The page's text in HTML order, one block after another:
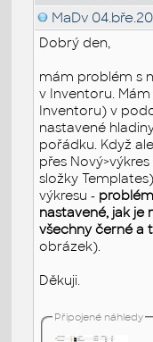
MaDv
Dobrý den,
mám problém s
v Inventoru.
Inventoru) v
nastavené
pořádku. Když
přes
složky
výkresu -
nastavené, jak je
všechny černé a
obrázek).
Děkuji.
Připojené náhledy